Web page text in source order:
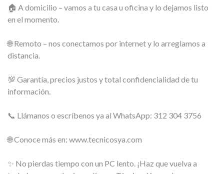
🏠 A domicilio – vamos a tu casa u oficina y lo dejamos listo
en el momento.
🌐 Remoto – nos conectamos por internet y lo arreglamos a
distancia.
💯 Garantía, precios justos y total confidencialidad de tu
información.
📞 Llámanos o escríbenos ya al WhatsApp: 312 304 3756
🌐 Conoce más en: www.tecnicosya.com
✨ No pierdas tiempo con un PC lento. ¡Haz que vuelva a